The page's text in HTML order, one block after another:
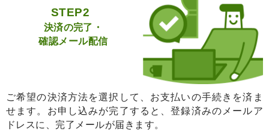
STEP2
決済の完了・
確認メール配信
ご希望の決済方法を選択して、お支払いの手続きを済ま
せます。お申し込みが完了すると、登録済みのメールア
ドレスに、完了メールが届きます。